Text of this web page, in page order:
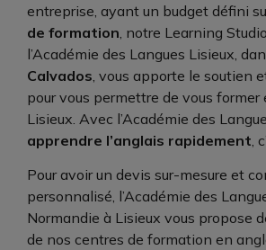
entreprise, ayant un budget défini
de formation , notre Learning
l’Académie des Langues Lisieux,
Calvados , vous apporte le soutien
pour vous permettre de vous former
Lisieux. Avec l’Académie des
apprendre l’anglais rapidement ,
Pour avoir un devis sur-mesure et
personnalisé, l’Académie des
Normandie à Lisieux vous propose
de nos centres de formation en